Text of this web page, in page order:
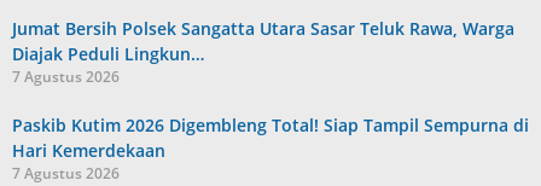
Jumat Bersih Polsek Sangatta Utara Sasar Teluk Rawa, Warga
Diajak Peduli Lingkun…
7 Agustus 2026
Paskib Kutim 2026 Digembleng Total! Siap Tampil Sempurna di
Hari Kemerdekaan
7 Agustus 2026